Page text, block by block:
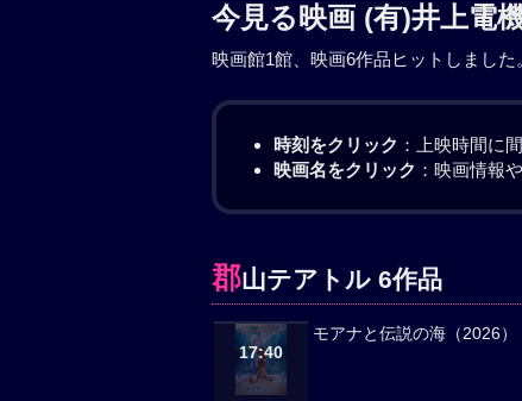
今見る映画 (有)井上電
映画館1館、映画6作品ヒットしました
時刻をクリック ：上映時間に
映画名をクリック ：映画情報
郡山テアトル 6作品
17:40
モアナと伝説の海（2026）